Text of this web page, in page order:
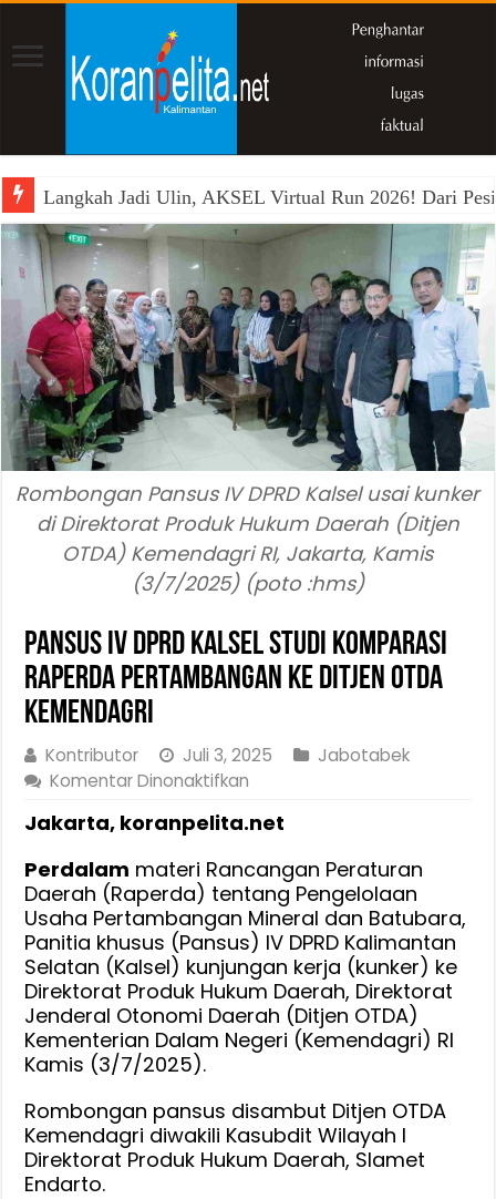
Langkah Jadi Ulin, AKSEL Virtual Run 2026! Dari
Rombongan Pansus IV DPRD Kalsel usai kunker
di Direktorat Produk Hukum Daerah (Ditjen
OTDA) Kemendagri RI, Jakarta, Kamis
(3/7/2025) (poto :hms)
Pansus IV DPRD Kalsel Studi Komparasi
Raperda Pertambangan ke Ditjen OTDA
Kemendagri
Kontributor Juli 3, 2025
Jabotabek
Komentar Dinonaktifkan
IV
Kalsel
Studi
Komparasi
Raperda
Pertambangan
ke
Ditjen
OTDA
Jakarta, koranpelita.net
Perdalam materi Rancangan Peraturan
Daerah (Raperda) tentang Pengelolaan
Usaha Pertambangan Mineral dan Batubara,
Panitia khusus (Pansus) IV DPRD Kalimantan
Selatan (Kalsel) kunjungan kerja (kunker) ke
Direktorat Produk Hukum Daerah, Direktorat
Jenderal Otonomi Daerah (Ditjen OTDA)
Kementerian Dalam Negeri (Kemendagri) RI
Kamis (3/7/2025).
Rombongan pansus disambut Ditjen OTDA
Kemendagri diwakili Kasubdit Wilayah I
Direktorat Produk Hukum Daerah, Slamet
Endarto.